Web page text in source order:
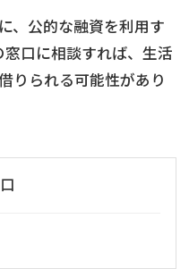
、公的な融資を利用す
口に相談すれば、生活
りられる可能性があり